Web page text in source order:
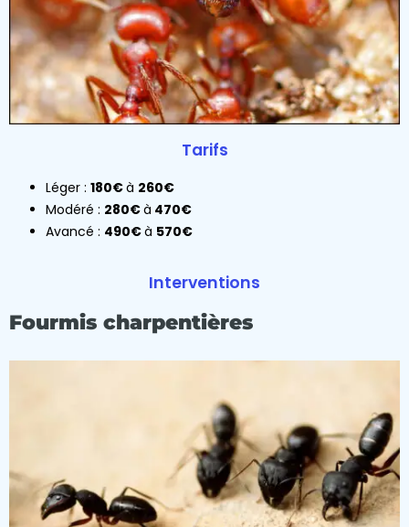
Tarifs
Léger : 180€à 260€
Modéré : 280€à 470€
Avancé : 490€à 570€
Interventions
Fourmis charpentières